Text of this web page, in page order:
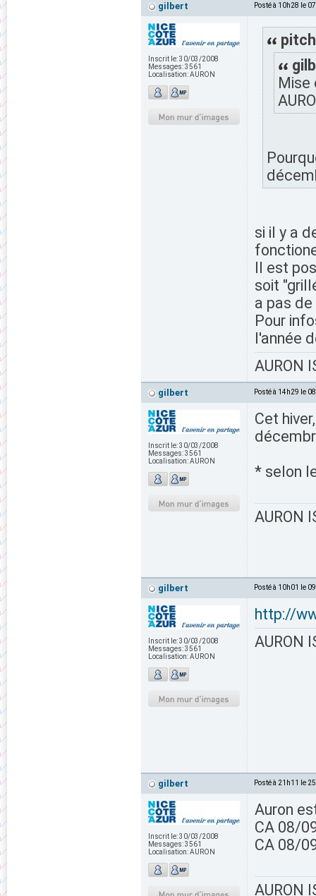
gilbert Posté à 10h28 le
Inscrit le:30/03/2008
Messages:3561
Localisation:AURON
Mise
si il y a
Il est
soit
a pas
Pour
l'année
AURON
gilbert Posté à 14h29 le
Inscrit le:30/03/2008
Messages:3561
Localisation:AURON
Cet
* selon
AURON
gilbert Posté à 10h01 le
Inscrit le:30/03/2008
Messages:3561
Localisation:AURON
http://
AURON
gilbert Posté à 21h11 le
Inscrit le:30/03/2008
Messages:3561
Localisation:AURON
Auron
CA 08/
CA 08/
AURON